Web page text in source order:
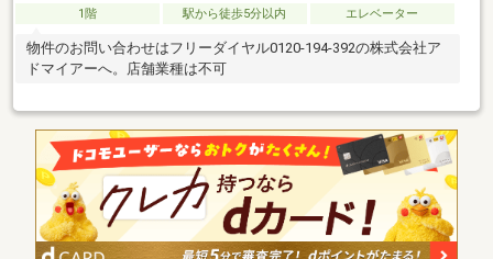
1階 駅から徒歩5分以内 エレベーター
物件のお問い合わせはフリーダイヤル0120-194-392の株式会社ア
ドマイアーへ。店舗業種は不可